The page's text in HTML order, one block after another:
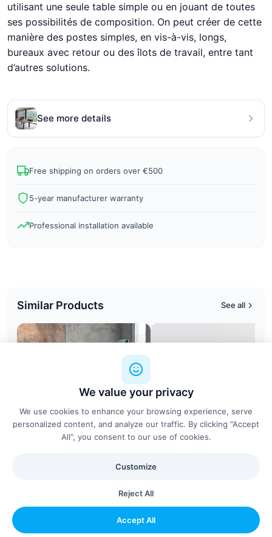
utilisant une seule table simple ou en jouant de toutes
ses possibilités de composition. On peut créer de cette
manière des postes simples, en vis-à-vis, longs,
bureaux avec retour ou des îlots de travail, entre tant
d’autres solutions.
Configure & Add
See more details
Free shipping on orders over €500
5-year manufacturer warranty
Professional installation available
Similar Products See all
We value your privacy
We use cookies to enhance your browsing experience, serve
personalized content, and analyze our traffic. By clicking "Accept
All", you consent to our use of cookies.
Customize
Reject All
Accept All